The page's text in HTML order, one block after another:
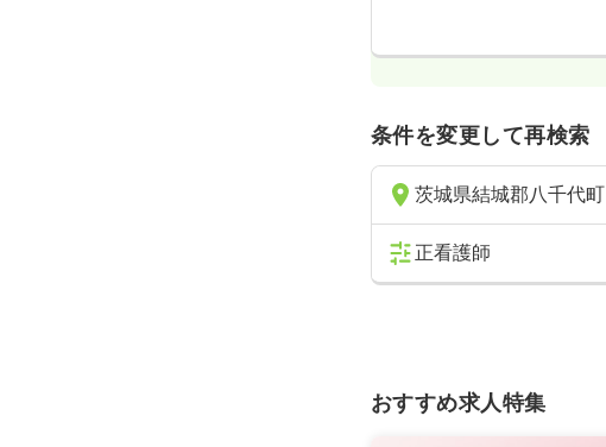
条件を変更して再検索
茨城県結城郡八千代町
正看護師
おすすめ求人特集